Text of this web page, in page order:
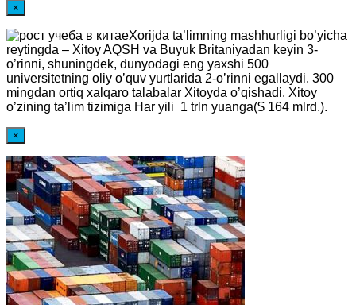
×
Xorijda ta’limning mashhurligi bo’yicha
reytingda – Xitoy AQSH va Buyuk Britaniyadan keyin 3-
o’rinni, shuningdek, dunyodagi eng yaxshi 500
universitetning oliy o’quv yurtlarida 2-o’rinni egallaydi. 300
mingdan ortiq xalqaro talabalar Xitoyda o’qishadi. Xitoy
o’zining ta’lim tizimiga Har yili 1 trln yuanga($ 164 mlrd.).
×